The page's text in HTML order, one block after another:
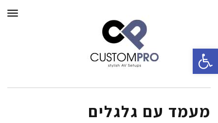
מעמד עם גלגלים
פתח סרגל נגישות